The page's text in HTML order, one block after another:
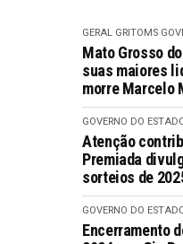
GERAL GRITOMS
Mato Grosso
suas maiores
morre Marcelo
GOVERNO DO
Atenção
Premiada
sorteios de
GOVERNO DO
Encerramento